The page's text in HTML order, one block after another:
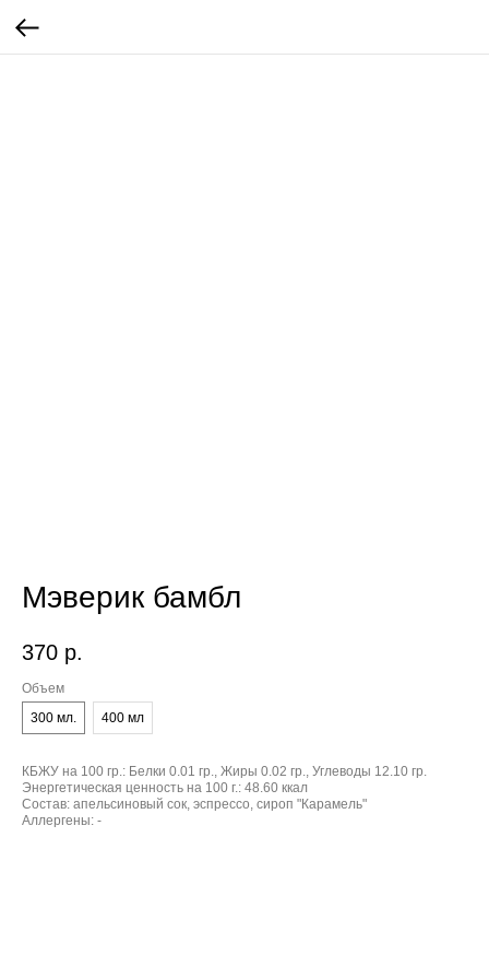
Мэверик бамбл
370 р.
Объем
300 мл.
400 мл
КБЖУ на 100 гр.: Белки 0.01 гр., Жиры 0.02 гр., Углеводы 12.10 гр.
Энергетическая ценность на 100 г.: 48.60 ккал
Состав: апельсиновый сок, эспрессо, сироп "Карамель"
Аллергены: -